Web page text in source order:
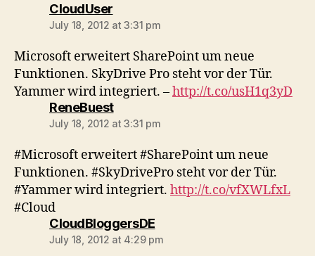
CloudUsersays:
July 18, 2012 at 3:31 pm
Microsoft erweitert SharePoint um neue
Funktionen. SkyDrive Pro steht vor der Tür.
Yammer wird integriert. –http://t.co/usH1q3yD
ReneBuestsays:
July 18, 2012 at 3:31 pm
#Microsoft erweitert #SharePoint um neue
Funktionen. #SkyDrivePro steht vor der Tür.
#Yammer wird integriert. http://t.co/vfXWLfxL
#Cloud
CloudBloggersDEsays:
July 18, 2012 at 4:29 pm